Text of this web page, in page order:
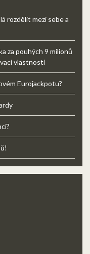
rozdělit mezi sebe a
za pouhých 9 milionů
vlastnosti
Eurojackpotu?